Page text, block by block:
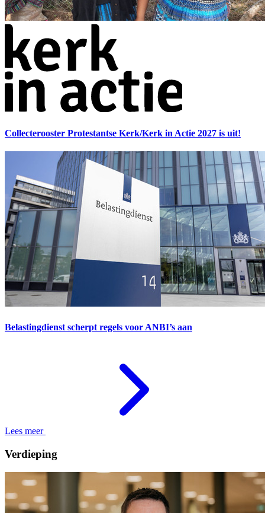
Collecterooster Protestantse Kerk/Kerk in Actie 2027 is uit!
Belastingdienst scherpt regels voor ANBI’s aan
Lees meer
Verdieping